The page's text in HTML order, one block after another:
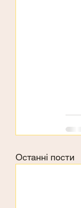
Останні пости